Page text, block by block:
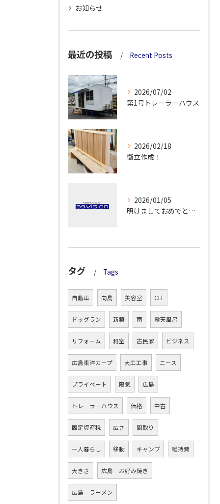
お知らせ
最近の投稿 Recent Posts
2026/07/02
第1号トレーラーハウス
2026/02/18
衝立作成！
2026/01/05
明けましておめでとうございます！
タグ Tags
自動車 向島 美容室 CLT
ドッグラン 新築 雨 露天風呂
リフォーム 和室 古民家 ビジネス
広島東洋カープ 大工工事 ニース
プライベート 陽気 広島
トレーラーハウス 価格 中古
固定資産税 広さ 間取り
一人暮らし 移動 キャンプ 維持費
大きさ 広島 お好み焼き
広島 ラーメン